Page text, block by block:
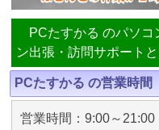
PCたすかる のパソコ
ン出張・訪問サポートと
PCたすかる の営業時間
営業時間：9:00～